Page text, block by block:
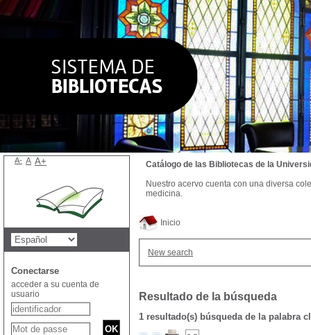
Inicio
New search
Resultado de la búsqueda
1 resultado(s) búsqueda de la palabra
Catálogo de las Bibliotecas de la
Nuestro acervo cuenta con una diversa
medicina.
A- A A+
Conectarse
acceder a su cuenta de
usuario